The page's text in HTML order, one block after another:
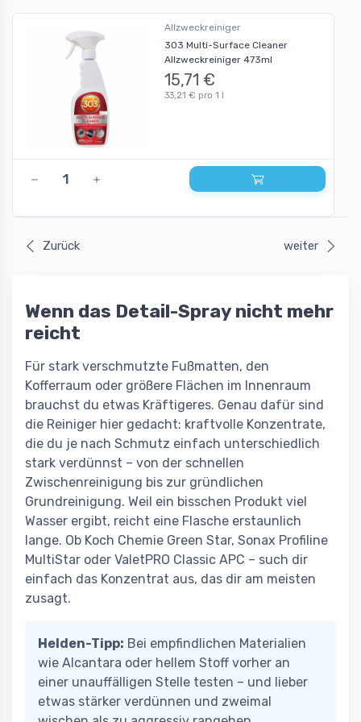
Allzweckreiniger
303 Multi-Surface Cleaner
Allzweckreiniger 473ml
15,71 €
33,21 € pro 1 l
Zurück weiter
Wenn das Detail-Spray nicht mehr
reicht
Für stark verschmutzte Fußmatten, den
Kofferraum oder größere Flächen im Innenraum
brauchst du etwas Kräftigeres. Genau dafür sind
die Reiniger hier gedacht: kraftvolle Konzentrate,
die du je nach Schmutz einfach unterschiedlich
stark verdünnst – von der schnellen
Zwischenreinigung bis zur gründlichen
Grundreinigung. Weil ein bisschen Produkt viel
Wasser ergibt, reicht eine Flasche erstaunlich
lange. Ob Koch Chemie Green Star, Sonax Profiline
MultiStar oder ValetPRO Classic APC – such dir
einfach das Konzentrat aus, das dir am meisten
zusagt.
Helden-Tipp: Bei empfindlichen Materialien
wie Alcantara oder hellem Stoff vorher an
einer unauffälligen Stelle testen – und lieber
etwas stärker verdünnen und zweimal